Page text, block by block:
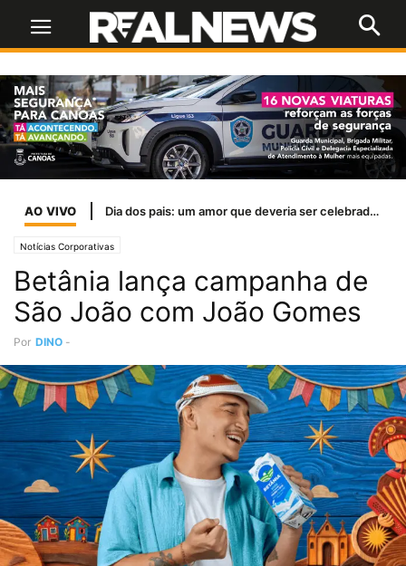
AO VIVO Dia dos pais: um amor que deveria ser celebrado todos os dias
Notícias Corporativas
Betânia lança campanha de
São João com João Gomes
Por DINO -